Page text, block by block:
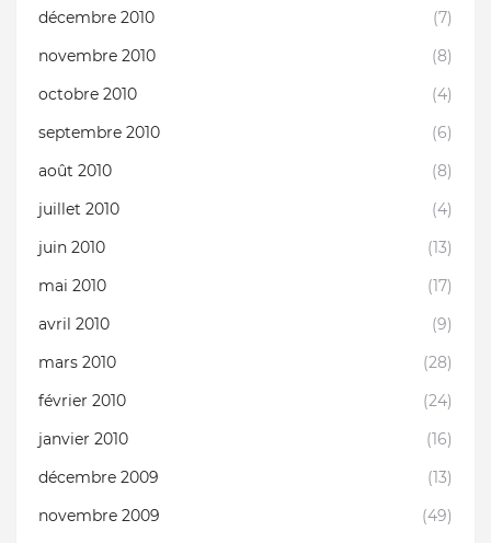
décembre 2010
(7)
novembre 2010
(8)
octobre 2010
(4)
septembre 2010
(6)
août 2010
(8)
juillet 2010
(4)
juin 2010
(13)
mai 2010
(17)
avril 2010
(9)
mars 2010
(28)
février 2010
(24)
janvier 2010
(16)
décembre 2009
(13)
novembre 2009
(49)